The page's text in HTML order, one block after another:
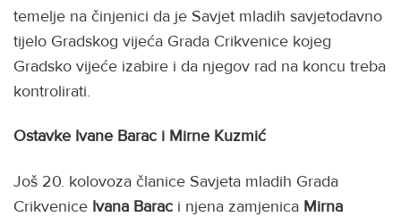
temelje na činjenici da je Savjet mladih savjetodavno
tijelo Gradskog vijeća Grada Crikvenice kojeg
Gradsko vijeće izabire i da njegov rad na koncu treba
kontrolirati.
Ostavke Ivane Barac i Mirne Kuzmić
Još 20. kolovoza članice Savjeta mladih Grada
Crikvenice Ivana Barac i njena zamjenica Mirna